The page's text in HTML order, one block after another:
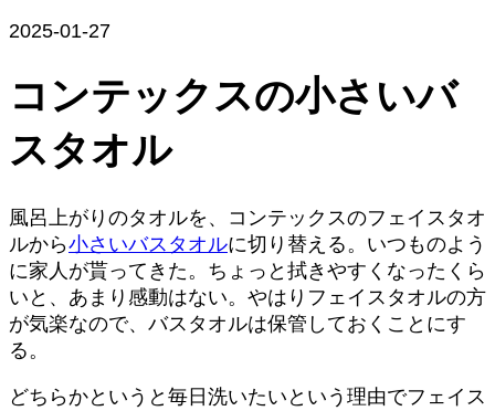
2025-01-27
コンテックスの小さいバ
スタオル
風呂上がりのタオルを、コンテックスのフェイスタオ
ルから小さいバスタオルに切り替える。いつものよう
に家人が貰ってきた。ちょっと拭きやすくなったくら
いと、あまり感動はない。やはりフェイスタオルの方
が気楽なので、バスタオルは保管しておくことにす
る。
どちらかというと毎日洗いたいという理由でフェイス